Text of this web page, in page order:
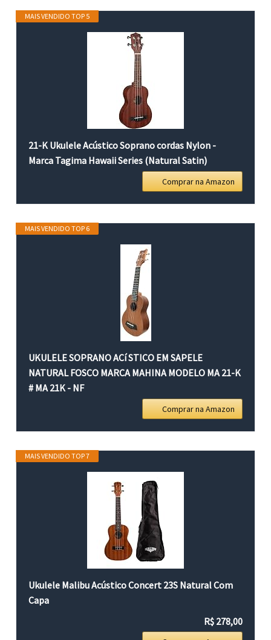
MAIS VENDIDO TOP 5
21-K Ukulele Acústico Soprano cordas Nylon -
Marca Tagima Hawaii Series (Natural Satin)
Comprar na Amazon
MAIS VENDIDO TOP 6
UKULELE SOPRANO ACí STICO EM SAPELE
NATURAL FOSCO MARCA MAHINA MODELO MA 21-K
# MA 21K - NF
Comprar na Amazon
MAIS VENDIDO TOP 7
Ukulele Malibu Acústico Concert 23S Natural Com
Capa
R$ 278,00